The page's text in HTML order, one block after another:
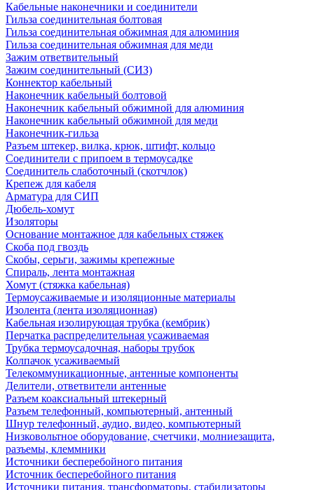
Кабельные наконечники и соединители
Гильза соединительная болтовая
Гильза соединительная обжимная для алюминия
Гильза соединительная обжимная для меди
Зажим ответвительный
Зажим соединительный (СИЗ)
Коннектор кабельный
Наконечник кабельный болтовой
Наконечник кабельный обжимной для алюминия
Наконечник кабельный обжимной для меди
Наконечник-гильза
Разъем штекер, вилка, крюк, штифт, кольцо
Соединители с припоем в термоусадке
Соединитель слаботочный (скотчлок)
Крепеж для кабеля
Арматура для СИП
Дюбель-хомут
Изоляторы
Основание монтажное для кабельных стяжек
Скоба под гвоздь
Скобы, серьги, зажимы крепежные
Спираль, лента монтажная
Хомут (стяжка кабельная)
Термоусаживаемые и изоляционные материалы
Изолента (лента изоляционная)
Кабельная изолирующая трубка (кембрик)
Перчатка распределительная усаживаемая
Трубка термоусадочная, наборы трубок
Колпачок усаживаемый
Телекоммуникационные, антенные компоненты
Делители, ответвители антенные
Разъем коаксиальный штекерный
Разъем телефонный, компьютерный, антенный
Шнур телефонный, аудио, видео, компьютерный
Низковольтное оборудование, счетчики, молниезащита,
разъемы, клеммники
Источники бесперебойного питания
Источник бесперебойного питания
Источники питания, трансформаторы, стабилизаторы